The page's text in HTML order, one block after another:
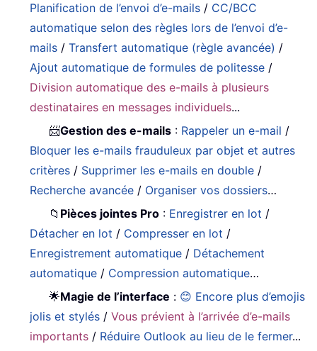
Planification de l’envoi d’e-mails / CC/BCC
automatique selon des règles lors de l’envoi d’e-
mails /Transfert automatique (règle avancée) /
Ajout automatique de formules de politesse /
Division automatique des e-mails à plusieurs
destinataires en messages individuels...
📨Gestion des e-mails : Rappeler un e-mail /
Bloquer les e-mails frauduleux par objet et autres
critères / Supprimer les e-mails en double /
Recherche avancée / Organiser vos dossiers…
📁 Pièces jointes Pro : Enregistrer en lot /
Détacher en lot / Compresser en lot /
Enregistrement automatique / Détachement
automatique / Compression automatique…
🌟Magie de l’interface : 😊 Encore plus d’emojis
jolis et stylés /Vous prévient à l’arrivée d’e-mails
importants / Réduire Outlook au lieu de le fermer...